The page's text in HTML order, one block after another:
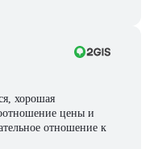
хорошая
цены и
отношение к